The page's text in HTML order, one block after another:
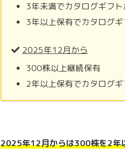
3年未満でカタログギフ
3年以上保有でカタログ
2025年12月から
300株以上継続保有
2年以上保有でカタログ
2025年12月からは300株を2年